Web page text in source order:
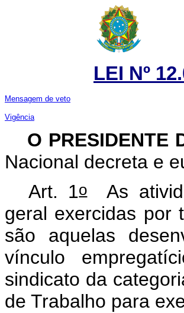
LEI Nº
Mensagem de veto
Vigência
O PRESIDENTE
Nacional decreta e
Art. 1oAs
geral exercidas por
são aquelas
vínculo
sindicato da
de Trabalho para